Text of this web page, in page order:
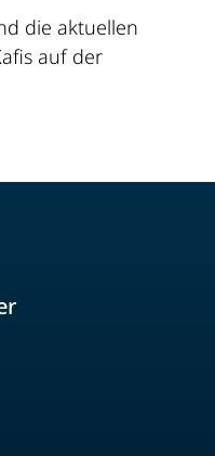
die aktuellen
auf der